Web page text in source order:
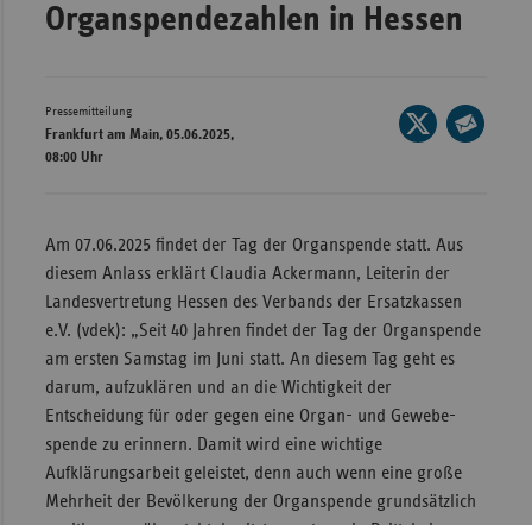
Organspendezahlen in Hessen
Pressemitteilung
Frankfurt am Main, 05.06.2025,
08:00 Uhr
Seite
auf
Am 07.06.2025 findet der Tag der Organspende statt. Aus
diesem Anlass erklärt Claudia Ackermann, Leiterin der
Landesvertretung Hessen des Verbands der Ersatzkassen
e.V. (vdek): „Seit 40 Jahren findet der Tag der Organspende
am ersten Samstag im Juni statt. An diesem Tag geht es
darum, aufzuklären und an die Wichtigkeit der
Entscheidung für oder gegen eine Organ- und Gewebe­
spende zu erinnern. Damit wird eine wichtige
Aufklärungsarbeit geleistet, denn auch wenn eine große
Mehrheit der Bevölkerung der Organspende grundsätzlich